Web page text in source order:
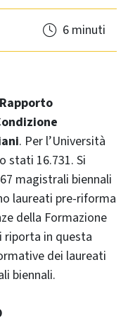
6 minuti
. Per l’Università
stati 16.731. Si
magistrali biennali
laureati pre-riforma
della Formazione
riporta in questa
dei laureati
biennali.